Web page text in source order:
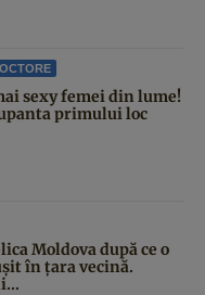
sexy femei din lume!
primului loc
Moldova după ce o
în țara vecină.